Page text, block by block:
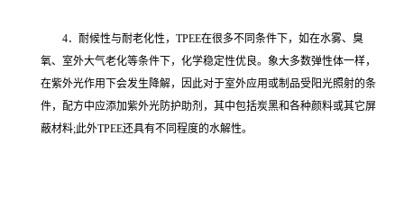
4．耐候性与耐老化性，TPEE在很多不同条件下，如在水雾、臭
氧、室外大气老化等条件下，化学稳定性优良。象大多数弹性体一样，
在紫外光作用下会发生降解，因此对于室外应用或制品受阳光照射的条
件，配方中应添加紫外光防护助剂，其中包括炭黑和各种颜料或其它屏
蔽材料;此外TPEE还具有不同程度的水解性。